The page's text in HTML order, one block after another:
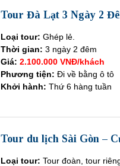
Tour Đà Lạt 3 Ngày 2
Loại tour: Ghép lẻ.
Thời gian: 3 ngày 2 đêm
Giá: 2.100.000 VNĐ/khách
Phương tiện: Đi về bằng ô tô
Khởi hành: Thứ 6 hàng tuần
Tour du lịch Sài Gòn –
Loại tour: Tour đoàn, tour